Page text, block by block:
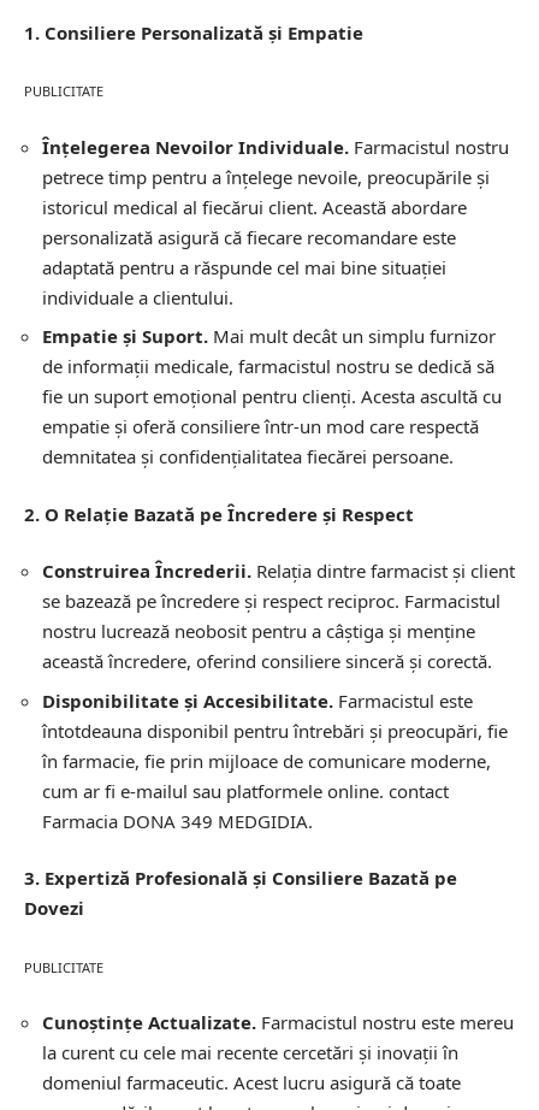
1. Consiliere Personalizată și Empatie
PUBLICITATE
Înțelegerea Nevoilor Individuale. Farmacistul nostru
petrece timp pentru a înțelege nevoile, preocupările și
istoricul medical al fiecărui client. Această abordare
personalizată asigură că fiecare recomandare este
adaptată pentru a răspunde cel mai bine situației
individuale a clientului.
Empatie și Suport. Mai mult decât un simplu furnizor
de informații medicale, farmacistul nostru se dedică să
fie un suport emoțional pentru clienți. Acesta ascultă cu
empatie și oferă consiliere într-un mod care respectă
demnitatea și confidențialitatea fiecărei persoane.
2. O Relație Bazată pe Încredere și Respect
Construirea Încrederii. Relația dintre farmacist și client
se bazează pe încredere și respect reciproc. Farmacistul
nostru lucrează neobosit pentru a câștiga și menține
această încredere, oferind consiliere sinceră și corectă.
Disponibilitate și Accesibilitate. Farmacistul este
întotdeauna disponibil pentru întrebări și preocupări, fie
în farmacie, fie prin mijloace de comunicare moderne,
cum ar fi e-mailul sau platformele online. contact
Farmacia DONA 349 MEDGIDIA.
3. Expertiză Profesională și Consiliere Bazată pe
Dovezi
PUBLICITATE
Cunoștințe Actualizate. Farmacistul nostru este mereu
la curent cu cele mai recente cercetări și inovații în
domeniul farmaceutic. Acest lucru asigură că toate